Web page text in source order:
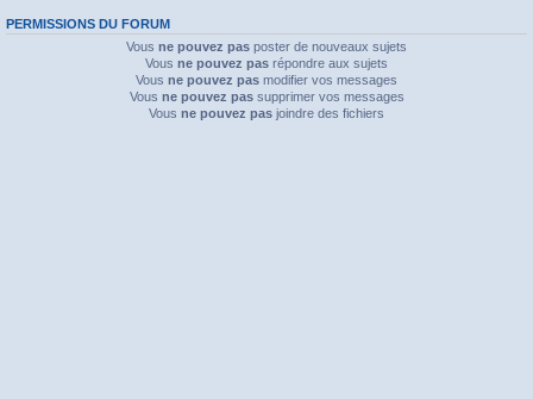
PERMISSIONS DU FORUM
Vous ne pouvez pas poster de nouveaux sujets
Vous ne pouvez pas répondre aux sujets
Vous ne pouvez pas modifier vos messages
Vous ne pouvez passupprimer vos messages
Vous ne pouvez pas joindre des fichiers